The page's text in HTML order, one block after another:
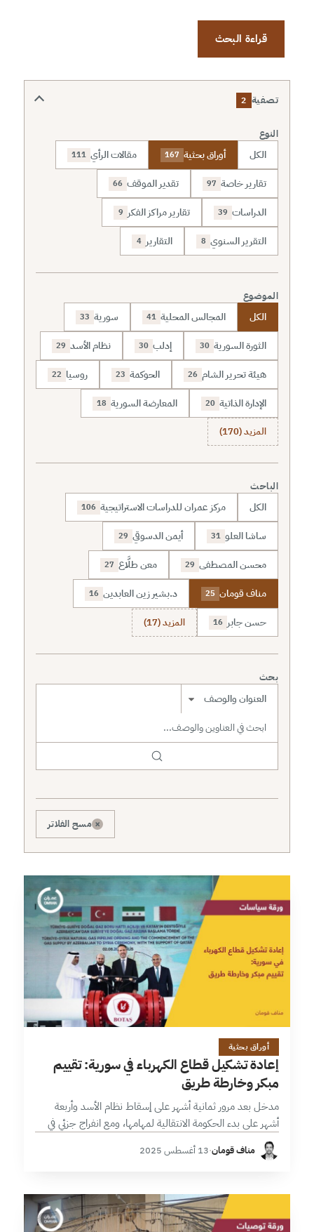
قراءة البحث
تصفية 2
النوع
الكل أوراق بحثية 167 مقالات الرأي 111
تقارير خاصة 97 تقدير الموقف 66
الدراسات 39 تقارير مراكز الفكر 9
التقرير السنوي 8 التقارير 4
الموضوع
الكل المجالس المحلية 41 سورية 33
الثورة السورية 30 إدلب 30 نظام الأسد 29
هيئة تحرير الشام 26 الحوكمة 23 روسيا 22
الإدارة الذاتية 20 المعارضة السورية 18
المزيد (170)
الباحث
الكل مركز عمران للدراسات الاستراتيجية 106
ساشا العلو 31 أيمن الدسوقي 29
محسن المصطفى 29 معن طلَّاع 27
مناف قومان 25 د.بشير زين العابدين 16
حسن جابر 16 المزيد (17)
بحث
نطاق البحث
× مسح الفلاتر
12 دقائق
أوراق بحثية
إعادة تشكيل قطاع الكهرباء في سورية: تقييم
مبكر وخارطة طريق
مدخل بعد مرور ثمانية أشهر على إسقاط نظام الأسد وأربعة
أشهر على بدء الحكومة الانتقالية لمهامها، ومع انفراج جزئي في
العقوبات الدولية؛ لا يزال ملف الكهرباء يمثل التحدي الأبرز في…
مناف قومان·13 أغسطس 2025